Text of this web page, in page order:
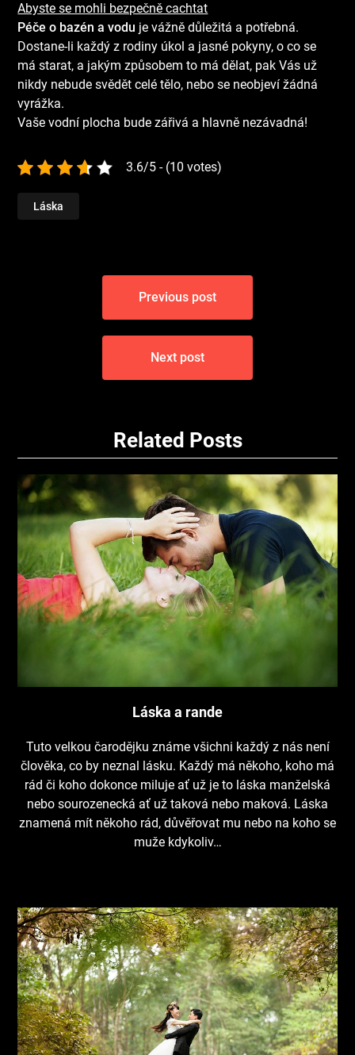
Abyste se mohli bezpečně cachtat
Péče o bazén a vodu je vážně důležitá a potřebná.
Dostane-li každý z rodiny úkol a jasné pokyny, o co se
má starat, a jakým způsobem to má dělat, pak Vás už
nikdy nebude svědět celé tělo, nebo se neobjeví žádná
vyrážka.
Vaše vodní plocha bude zářivá a hlavně nezávadná!
3.6/5 - (10 votes)
Láska
Navigace
příspěvek
Previous post
Next post
Related Posts
Láska a rande
Tuto velkou čarodějku známe všichni každý z nás není
člověka, co by neznal lásku. Každý má někoho, koho má
rád či koho dokonce miluje ať už je to láska manželská
nebo sourozenecká ať už taková nebo maková. Láska
znamená mít někoho rád, důvěřovat mu nebo na koho se
muže kdykoliv…